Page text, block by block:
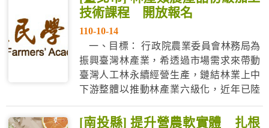
危害管制及相關法規實務」及「原料保藏
及初級加工作業實務」課程之加工技術及
食品安全衛生教育訓練(農糧類)，強...
技術課程 開放報名
110-10-14
一、目標： 行政院農業委員會林務局為
振興臺灣林產業，希透過市場需求來帶動
臺灣人工林永續經營生產，鏈結林業上中
下游整體以推動林產業六級化，近年已陸
續推動公私有林林產產銷輔導、林業永續
多元輔導方案等政策，並已建置CAS、
[南投縣] 提升營農軟實體 扎根